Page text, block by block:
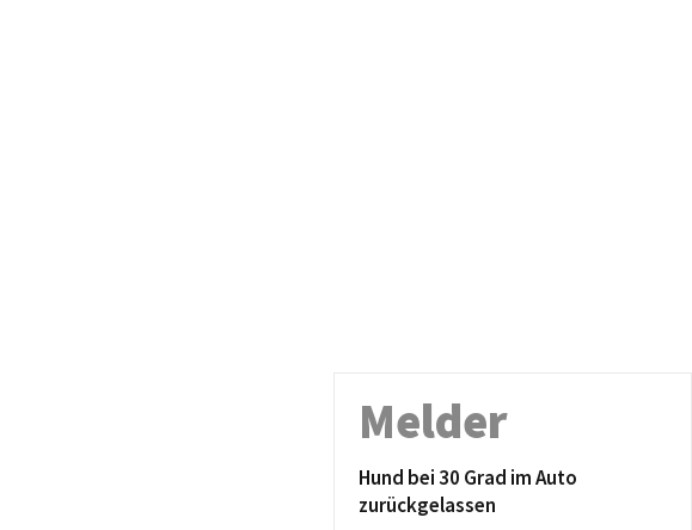
Melder
Hund bei 30 Grad im Auto
zurückgelassen